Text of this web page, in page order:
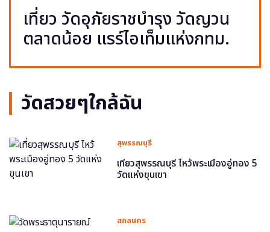
เที่ยว วัดอุภัยราชบำรุง วัดญวน
ตลาดน้อย แรร์ไอเท็มแห่งกทม.
วัดสวยๆใกล้ฉัน
สุพรรณบุรี
เที่ยวสุพรรณบุรี ไหว้พระเมืองอู่ทอง 5
วัดแห่งขุนเขา
สกลนคร